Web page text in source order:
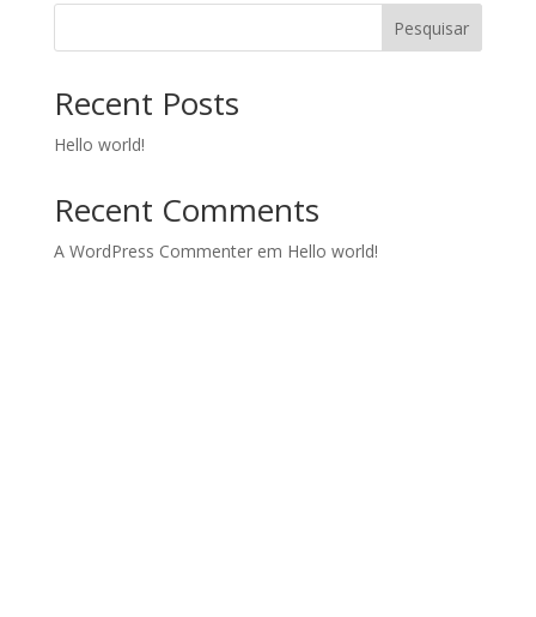
Pesquisar
Recent Posts
Hello world!
Recent Comments
A WordPress Commenterem Hello world!